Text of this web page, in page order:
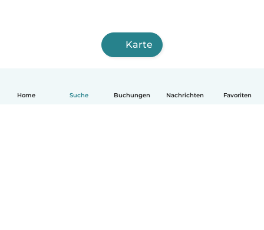
Home Suche Buchungen Nachrichten Favoriten
Karte